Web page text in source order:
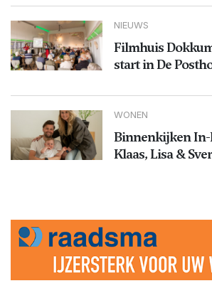
NIEUWS
Filmhuis
start in De
WONEN
Binnenkijken
Klaas, Lisa &